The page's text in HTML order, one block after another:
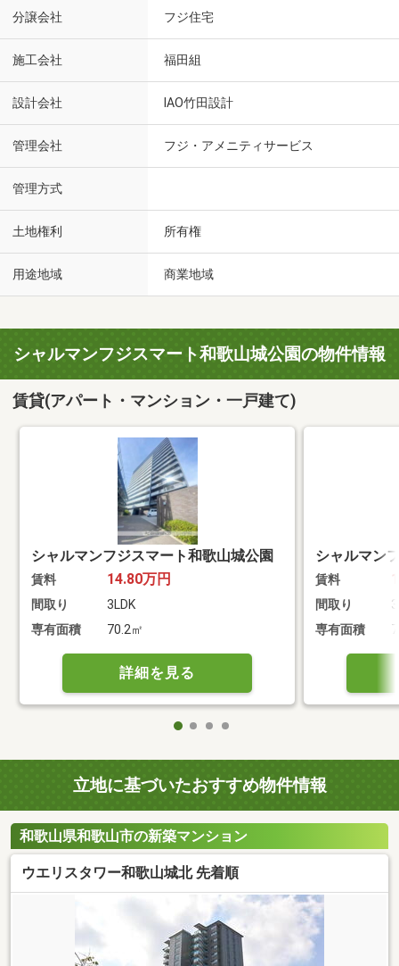
分譲会社 フジ住宅
施工会社 福田組
設計会社 IAO竹田設計
管理会社 フジ・アメニティサービス
管理方式
土地権利 所有権
用途地域 商業地域
シャルマンフジスマート和歌山城公園の物件情報
賃貸(アパート・マンション・一戸建て)
シャルマンフジスマート和歌山城公園
賃料 14.80万円
間取り
3LDK
専有面積
70.2㎡
詳細を見る
シャルマン
賃料
間取り
専有面積
立地に基づいたおすすめ物件情報
和歌山県和歌山市の新築マンション
ウエリスタワー和歌山城北 先着順